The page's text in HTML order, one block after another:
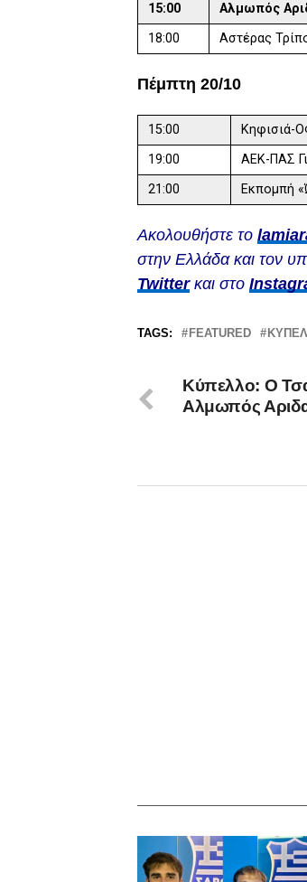
15:00
Αλμωπός
18:00
Αστέρας
Πέμπτη 20/10
15:00 Κηφισιά-
19:00
ΑΕΚ-ΠΑΣ
21:00
Εκπομπή
Ακολουθήστε το
στην Ελλάδα και τον
Twitterκαι στο
TAGS: FEATURED
Κύπελλο: Ο
Αλμωπός